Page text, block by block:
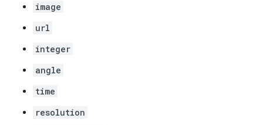
image
url
integer
angle
time
resolution